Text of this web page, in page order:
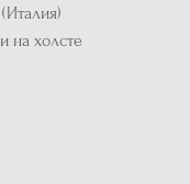
на холсте